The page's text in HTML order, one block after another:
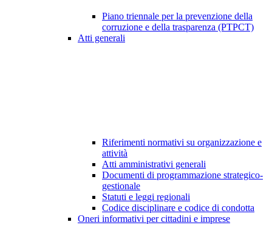
Piano triennale per la prevenzione della
corruzione e della trasparenza (PTPCT)
Atti generali
Riferimenti normativi su organizzazione e
attività
Atti amministrativi generali
Documenti di programmazione strategico-
gestionale
Statuti e leggi regionali
Codice disciplinare e codice di condotta
Oneri informativi per cittadini e imprese